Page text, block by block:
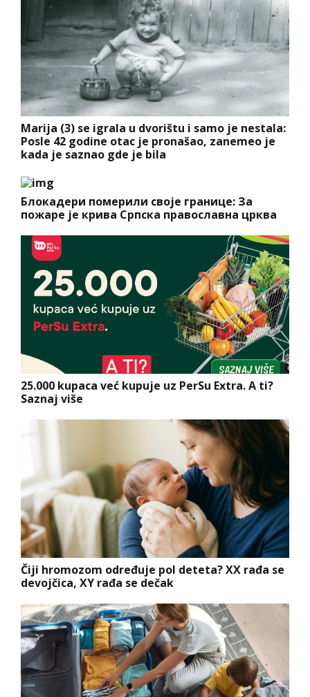
Marija (3) se igrala u dvorištu i samo je nestala:
Posle 42 godine otac je pronašao, zanemeo je
kada je saznao gde je bila
Блокадери померили своје границе: За
пожаре је крива Српска православна црква
25.000 kupaca već kupuje uz PerSu Extra. A ti?
Saznaj više
Čiji hromozom određuje pol deteta? XX rađa se
devojčica, XY rađa se dečak